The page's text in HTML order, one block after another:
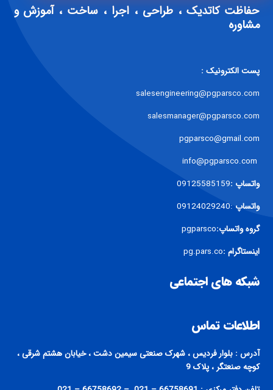
حفاظت کاتدیک ، طراحی ، اجرا ، ساخت ، آموزش و
مشاوره
پست الکترونیک :
salesengineering@pgparsco.com
salesmanager@pgparsco.com
pgparsco@gmail.com
واتساپ :09125585159
واتساپ :09124029240
گروه واتساپ:pgparsco
اینستاگرام :pg.pars.co
شبکه های اجتماعی
اطلاعات تماس
آدرس : بلوار فردیس ، شهرک صنعتی سیمین دشت ، خیابان هشتم شرقی ،
کوچه صنعتگر ، پلاک 9